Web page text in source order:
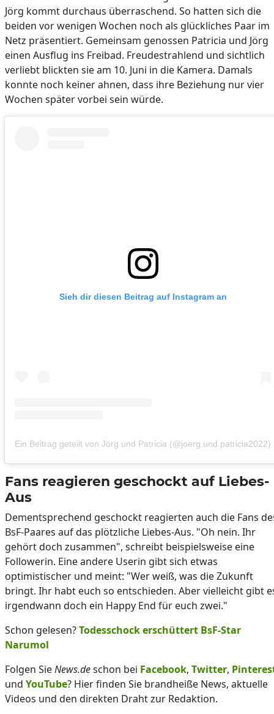
Jörg kommt durchaus überraschend. So hatten sich die
beiden vor wenigen Wochen noch als glückliches Paar im
Netz präsentiert. Gemeinsam genossen Patricia und Jörg
einen Ausflug ins Freibad. Freudestrahlend und sichtlich
verliebt blickten sie am 10. Juni in die Kamera. Damals
konnte noch keiner ahnen, dass ihre Beziehung nur vier
Wochen später vorbei sein würde.
Sieh dir diesen Beitrag auf Instagram an
Ein Beitrag geteilt von Jörg und Patricia (@joerg.und.patricia2022)
Fans reagieren geschockt auf Liebes-
Aus
Dementsprechend geschockt reagierten auch die Fans
BsF-Paares auf das plötzliche Liebes-Aus. "Oh nein. Ihr
gehört doch zusammen", schreibt beispielsweise eine
Followerin. Eine andere Userin gibt sich etwas
optimistischer und meint: "Wer weiß, was die Zukunft
bringt. Ihr habt euch so entschieden. Aber vielleicht gibt
irgendwann doch ein Happy End für euch zwei."
Schon gelesen?Todesschock erschüttert BsF-Star
Narumol
Folgen SieNews.deschon bei Facebook, Twitter,
und YouTube? Hier finden Sie brandheiße News, aktuelle
Videos und den direkten Draht zur Redaktion.